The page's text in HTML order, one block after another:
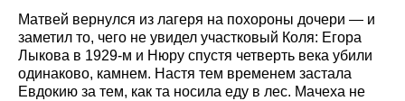
Матвей вернулся из лагеря на похороны дочери — и
заметил то, чего не увидел участковый Коля: Егора
Лыкова в 1929-м и Нюру спустя четверть века убили
одинаково, камнем. Настя тем временем застала
Евдокию за тем, как та носила еду в лес. Мачеха не